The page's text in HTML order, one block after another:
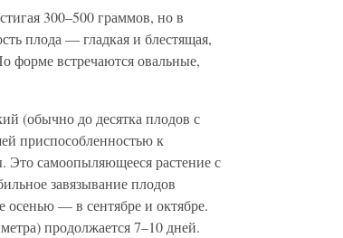
300–500 граммов, но в
плода — гладкая и блестящая,
форме встречаются овальные,
(обычно до десятка плодов с
приспособленностью к
Это самоопыляющееся растение с
завязывание плодов
осенью — в сентябре и октябре.
продолжается 7–10 дней.